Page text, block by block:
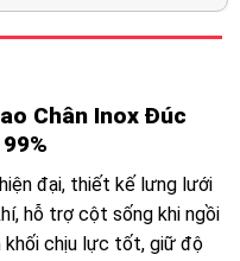
Chân Inox Đúc
đại, thiết kế lưng lưới
hỗ trợ cột sống khi ngồi
khối chịu lực tốt, giữ độ